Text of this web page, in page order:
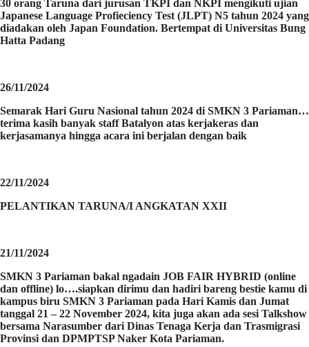
30 orang Taruna dari jurusan TKPI dan NKPI mengikuti ujian
Japanese Language Profieciency Test (JLPT) N5 tahun 2024 yang
diadakan oleh Japan Foundation. Bertempat di Universitas Bung
Hatta Padang
26/11/2024
Semarak Hari Guru Nasional tahun 2024 di SMKN 3 Pariaman…
terima kasih banyak staff Batalyon atas kerjakeras dan
kerjasamanya hingga acara ini berjalan dengan baik
22/11/2024
PELANTIKAN TARUNA/I ANGKATAN XXII
21/11/2024
SMKN 3 Pariaman bakal ngadain JOB FAIR HYBRID (online
dan offline) lo….siapkan dirimu dan hadiri bareng bestie kamu di
kampus biru SMKN 3 Pariaman pada Hari Kamis dan Jumat
tanggal 21 – 22 November 2024, kita juga akan ada sesi Talkshow
bersama Narasumber dari Dinas Tenaga Kerja dan Trasmigrasi
Provinsi dan DPMPTSP Naker Kota Pariaman.